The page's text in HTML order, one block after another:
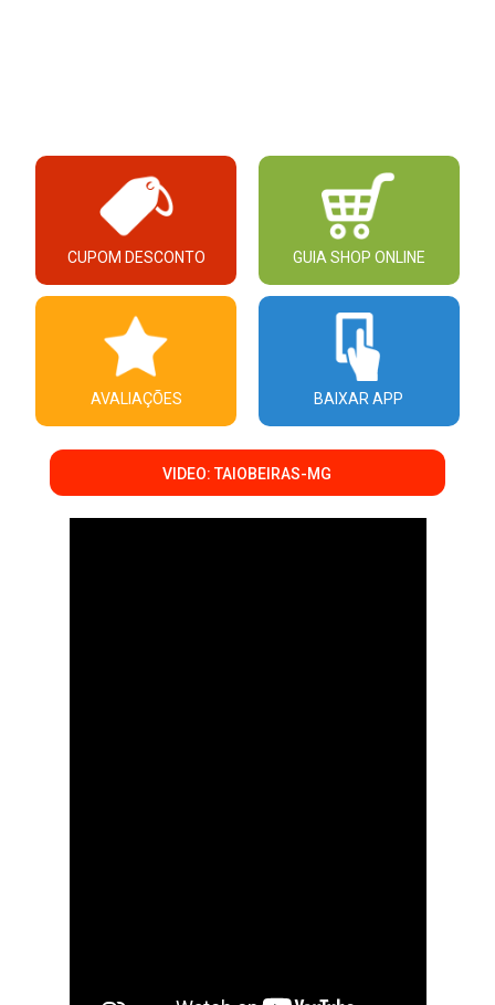
CUPOM DESCONTO GUIA SHOP ONLINE
AVALIAÇÕES BAIXAR APP
VIDEO: TAIOBEIRAS-MG